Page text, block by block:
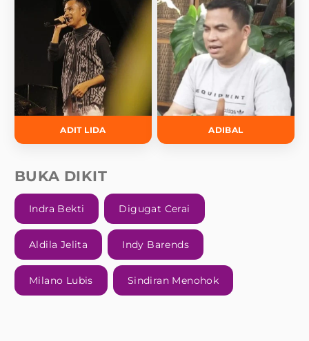
ADIT LIDA ADIBAL
BUKA DIKIT
Indra Bekti Digugat Cerai
Aldila Jelita Indy Barends
Milano Lubis Sindiran Menohok